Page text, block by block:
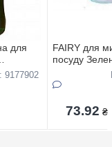
для
800мл
9177902
FAIRY для
посуду
73.92 ₴